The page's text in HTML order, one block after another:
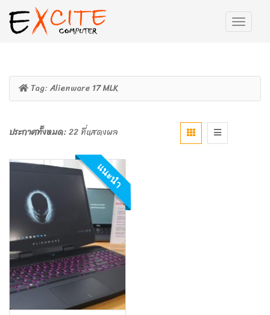
Tag: Alienware 17 MLK
ประกาศทั้งหมด:22 ที่แสดงผล
แนะนำ